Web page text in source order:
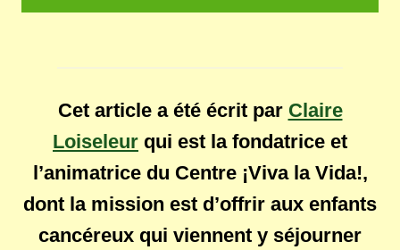
Cet article a été écrit par Claire
Loiseleur qui est la fondatrice et
l’animatrice du Centre ¡Viva la Vida!,
dont la mission est d’offrir aux enfants
cancéreux qui viennent y séjourner